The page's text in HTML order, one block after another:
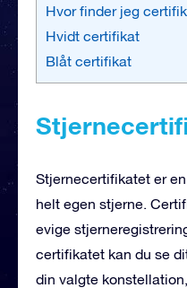
Hvor finder jeg
Hvidt certifikat
Blåt certifikat
Stjernecertifikatet er
helt egen stjerne.
evige
certifikatet kan du se
din valgte